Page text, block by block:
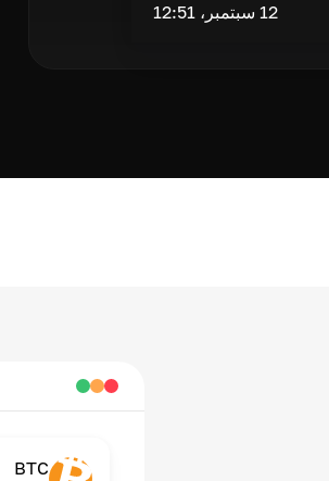
12 سبتمبر، 12:51
BTC